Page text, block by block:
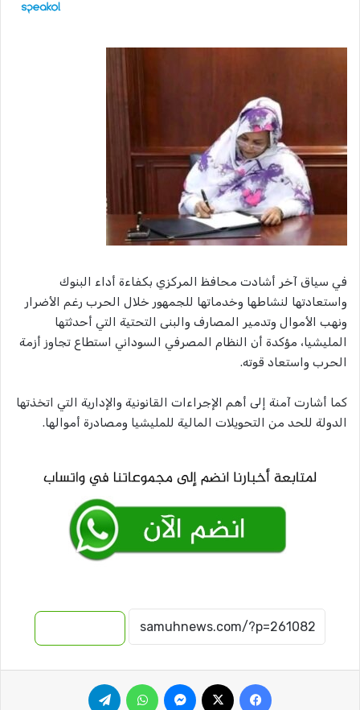
في سياق آخر أشادت محافظ المركزي بكفاءة أداء البنوك
واستعادتها لنشاطها وخدماتها للجمهور خلال الحرب رغم الأضرار
ونهب الأموال وتدمير المصارف والبنى التحتية التي أحدثتها
المليشيا، مؤكدة أن النظام المصرفي السوداني استطاع تجاوز أزمة
الحرب واستعاد قوته.
كما أشارت آمنة إلى أهم الإجراءات القانونية والإدارية التي اتخذتها
الدولة للحد من التحويلات المالية للمليشيا ومصادرة أموالها.
فيسبوك ماسنجر واتساب